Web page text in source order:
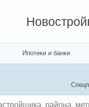
Ипотеки и банки